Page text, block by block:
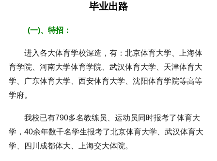
毕业出路
(一)、特招：
进入各大体育学校深造，有：北京体育大学、上海体
育学院、河南大学体育学院、武汉体育大学、天津体育大
学、广东体育大学、西安体育大学、沈阳体育学院等高等
学府。
我校已有790多名教练员、运动员同时报考了体育大
学，40余年数千名学生报考了北京体育大学、武汉体育大
学、四川成都体大、上海交大体院。